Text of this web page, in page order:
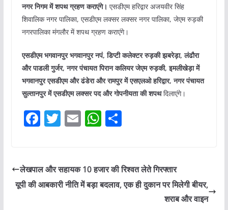
नगर निगम में शपथ ग्रहण कराएंगे। एसडीएम हरिद्वार अजयवीर सिंह
शिवालिक नगर पालिका, एसडीएम लक्सर लक्सर नगर पालिका, जेएम रुड़की
नगरपालिका मंगलौर में शपथ ग्रहण कराएंगे।
एसडीएम भगवानपुर भगवानपुर नपं, डिप्टी कलेक्टर रुड़की झबरेड़ा, लंढौरा
और पाडली गुर्जर, नगर पंचायत पिरान कलियर जेएम रुड़की, इमलीखेड़ा में
भगवानपुर एसडीएम और ढंडेरा और रामपुर में एसएलओ हरिद्वार, नगर पंचायत
सुल्तानपुर में एसडीएम लक्सर पद और गोपनीयता की शपथदिलाएंगे।
F
e
b
T
er
E
l
W
s
A
S
e
लेखपाल और सहायक 10 हजार की रिश्वत लेते गिरफ्तार
यूपी की आबकारी नीति में बड़ा बदलाव, एक ही दुकान पर मिलेगी बीयर,
शराब और वाइन